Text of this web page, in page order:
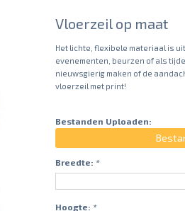
Vloerzeil op maat
Het lichte, flexibele materiaal is
evenementen, beurzen of als
nieuwsgierig maken of de
vloerzeil met print!
Bestanden Uploaden:
Breedte: *
Hoogte: *